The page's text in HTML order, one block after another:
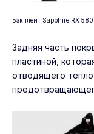
Бэкплейт Sapphire RX
Задняя часть
пластиной,
отводящего тепло